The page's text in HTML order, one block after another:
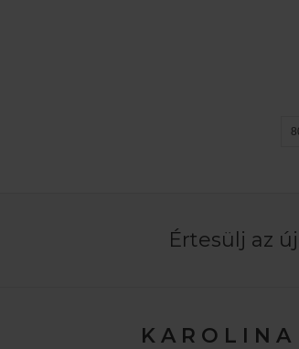
Értesülj az
K A R O L I N